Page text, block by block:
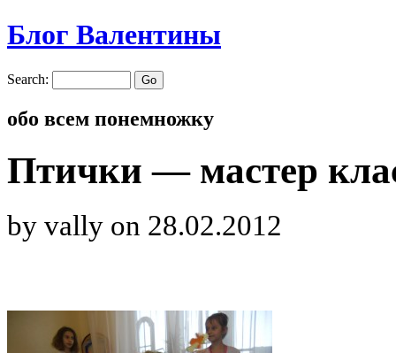
Блог Валентины
Search:
обо всем понемножку
Птички — мастер
by vally on 28.02.2012